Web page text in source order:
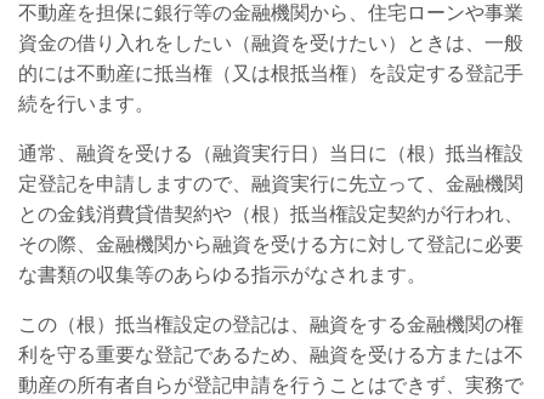
不動産を担保に銀行等の金融機関から、住宅ローンや事業
資金の借り入れをしたい（融資を受けたい）ときは、一般
的には不動産に抵当権（又は根抵当権）を設定する登記手
続を行います。
通常、融資を受ける（融資実行日）当日に（根）抵当権設
定登記を申請しますので、融資実行に先立って、金融機関
との金銭消費貸借契約や（根）抵当権設定契約が行われ、
その際、金融機関から融資を受ける方に対して登記に必要
な書類の収集等のあらゆる指示がなされます。
この（根）抵当権設定の登記は、融資をする金融機関の権
利を守る重要な登記であるため、融資を受ける方または不
動産の所有者自らが登記申請を行うことはできず、実務で